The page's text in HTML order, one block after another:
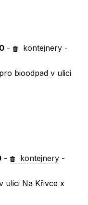
- kontejnery -
bioodpad v ulici
- kontejnery -
ulici Na Křivce x